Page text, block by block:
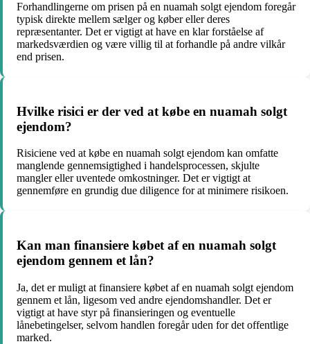
Forhandlingerne om prisen på en nuamah solgt ejendom foregår
typisk direkte mellem sælger og køber eller deres
repræsentanter. Det er vigtigt at have en klar forståelse af
markedsværdien og være villig til at forhandle på andre vilkår
end prisen.
Hvilke risici er der ved at købe en nuamah solgt
ejendom?
Risiciene ved at købe en nuamah solgt ejendom kan omfatte
manglende gennemsigtighed i handelsprocessen, skjulte
mangler eller uventede omkostninger. Det er vigtigt at
gennemføre en grundig due diligence for at minimere risikoen.
Kan man finansiere købet af en nuamah solgt
ejendom gennem et lån?
Ja, det er muligt at finansiere købet af en nuamah solgt ejendom
gennem et lån, ligesom ved andre ejendomshandler. Det er
vigtigt at have styr på finansieringen og eventuelle
lånebetingelser, selvom handlen foregår uden for det offentlige
marked.